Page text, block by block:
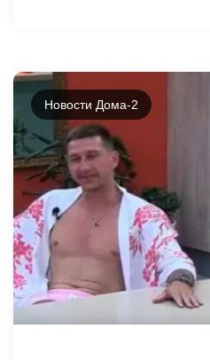
Новости Дома-2